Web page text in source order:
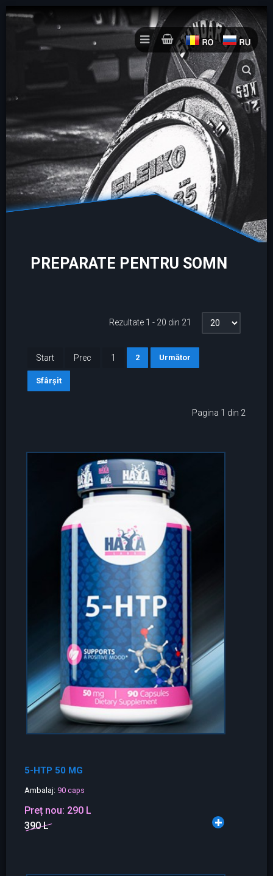
PREPARATE PENTRU SOMN
Rezultate 1 - 20 din 21
Start Prec 1 2 Următor
Sfârșit
Pagina 1 din 2
5-HTP 50 MG
Ambalaj: 90 caps
Preț nou: 290 L
390 L